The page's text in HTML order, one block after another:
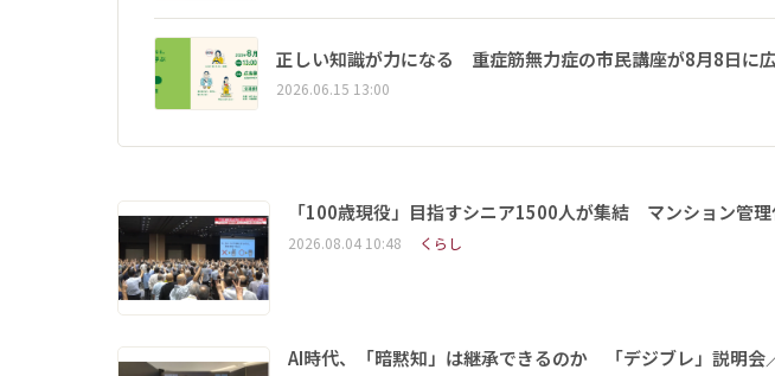
正しい知識が力になる 重症筋無力症の市民講座が8月8日に
2026.06.15 13:00
「100歳現役」目指すシニア1500人が集結 マンション管理
2026.08.04 10:48 くらし
AI時代、「暗黙知」は継承できるのか 「デジブレ」説明会